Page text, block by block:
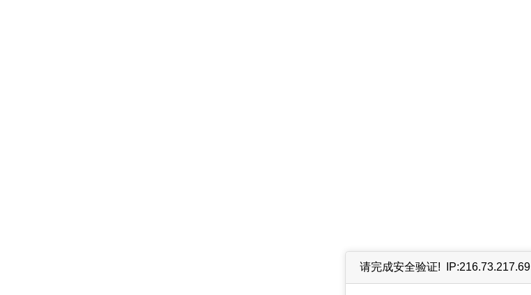
请完成安全验证! IP:216.73.217.69